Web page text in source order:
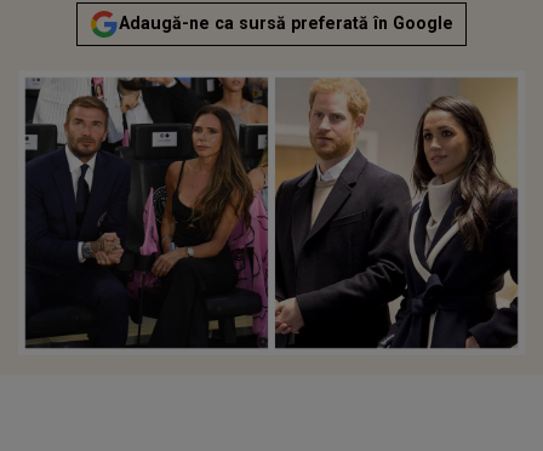
Adaugă-ne ca sursă preferată în Google